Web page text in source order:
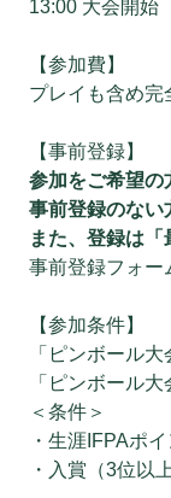
13:00 大会開始
【参加費】
プレイも含め完
【事前登録】
参加をご希望の
事前登録のない
また、登録は「
事前登録フォー
【参加条件】
「ピンボール
「ピンボール
＜条件＞
・生涯IFPAポ
・入賞（3位以